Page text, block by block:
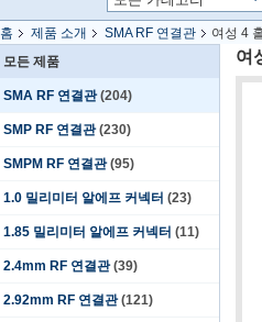
홈 제품 소개 SMA RF 연결관
여성 4
모든 제품
SMA RF 연결관 (204)
SMP RF 연결관 (230)
SMPM RF 연결관 (95)
1.0 밀리미터 알에프 커넥터 (23)
1.85 밀리미터 알에프 커넥터 (11)
2.4mm RF 연결관 (39)
2.92mm RF 연결관 (121)
여